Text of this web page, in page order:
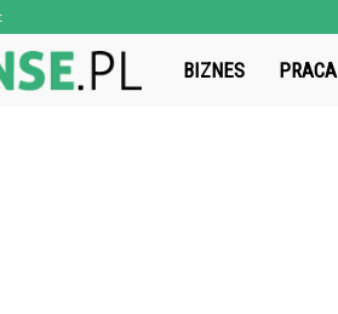
BatFinanse.pl
BIZNES PRACA